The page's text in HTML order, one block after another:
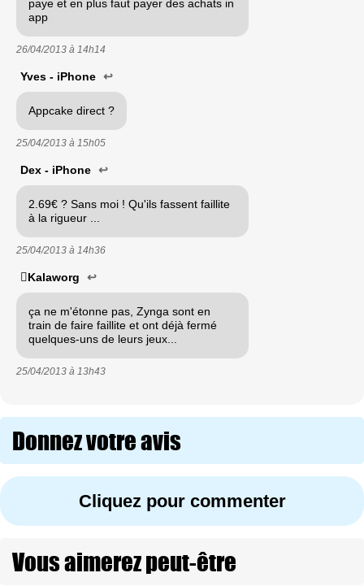
paye et en plus faut payer des achats in
app
26/04/2013 à 14h14
Yves - iPhone ↩
Appcake direct ?
25/04/2013 à 15h05
Dex - iPhone ↩
2.69€ ? Sans moi ! Qu'ils fassent faillite
à la rigueur ...
25/04/2013 à 14h36
Kalaworg ↩
ça ne m'étonne pas, Zynga sont en
train de faire faillite et ont déjà fermé
quelques-uns de leurs jeux...
25/04/2013 à 13h43
Donnez votre avis
Cliquez pour commenter
Vous aimerez peut-être